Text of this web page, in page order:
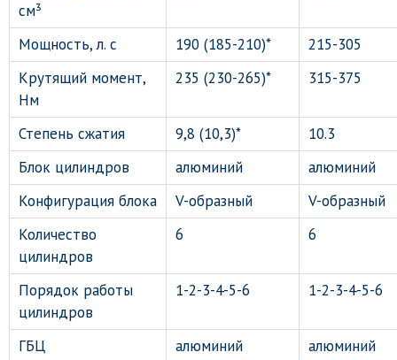
см³
Мощность, л. с 190 (185-210)*
215-305
Крутящий момент,
Нм
235 (230-265)* 315-375
Степень сжатия 9,8 (10,3)*
10.3
Блок цилиндров
алюминий
алюминий
Конфигурация блока
V-образный
V-образный
Количество
цилиндров
6 6
Порядок работы
цилиндров
1-2-3-4-5-6 1-2-3-4-5-6
ГБЦ алюминий
алюминий